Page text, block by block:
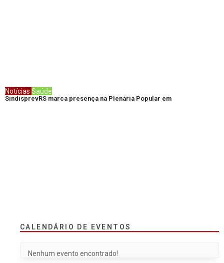
Notícias Saúde
SindisprevRS marca presença na Plenária Popular em
CALENDÁRIO DE EVENTOS
Nenhum evento encontrado!